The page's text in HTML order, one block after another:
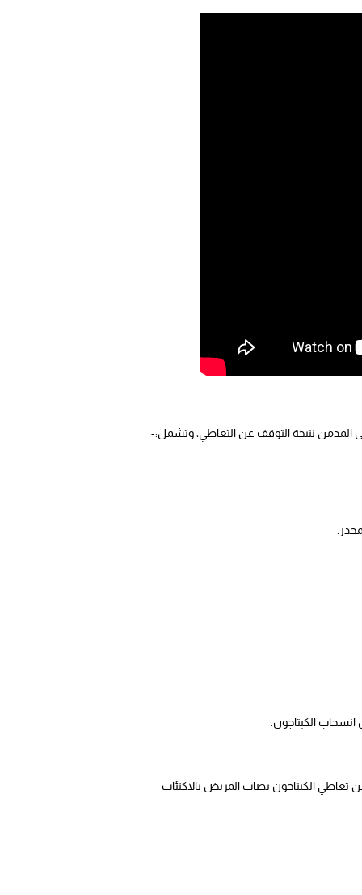
الكبتاجون.
تعاطي الكبتاجون يصاب المريض بالاكتئاب